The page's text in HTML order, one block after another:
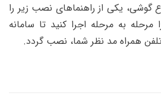
گوشی، یکی از راهنماهای نصب زیر را
به مرحله اجرا کنید تا سامانه
همراه مد نظر شما، نصب گردد.